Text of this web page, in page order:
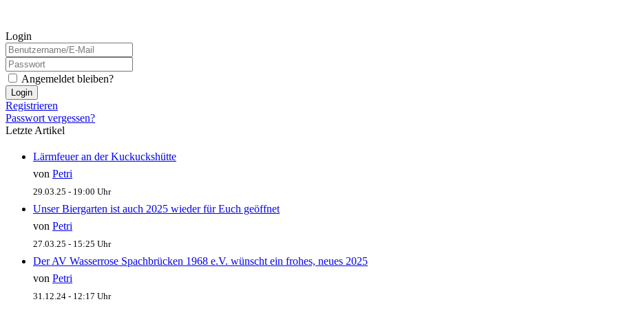
Login
Angemeldet bleiben?
Login
Registrieren
Passwort vergessen?
Letzte Artikel
Lärmfeuer an der Kuckuckshütte
von Petri
29.03.25 - 19:00 Uhr
Unser Biergarten ist auch 2025 wieder für Euch geöffnet
von Petri
27.03.25 - 15:25 Uhr
Der AV Wasserrose Spachbrücken 1968 e.V. wünscht ein frohes, neues 2025
von Petri
31.12.24 - 12:17 Uhr